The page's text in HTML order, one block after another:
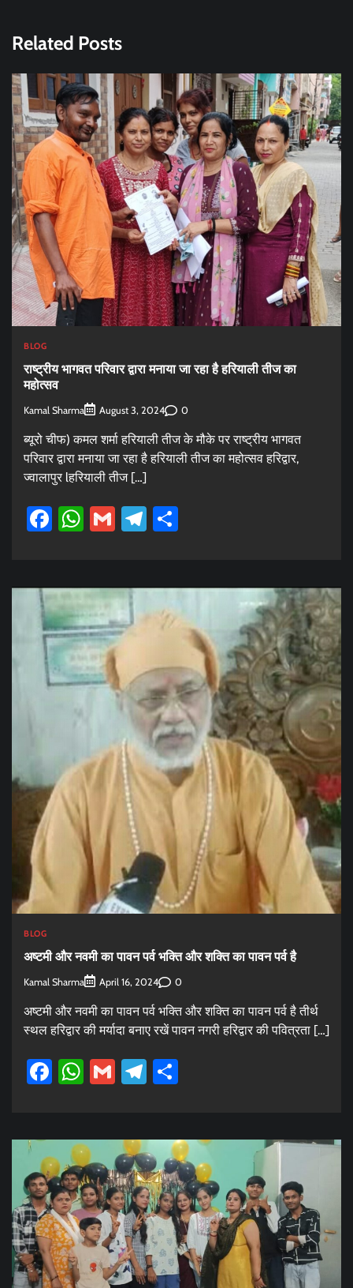
Related Posts
BLOG
राष्ट्रीय भागवत परिवार द्वारा मनाया जा रहा है हरियाली तीज का
महोत्सव
Kamal Sharma August 3, 2024 0
ब्यूरो चीफ) कमल शर्मा हरियाली तीज के मौके पर राष्ट्रीय भागवत
परिवार द्वारा मनाया जा रहा है हरियाली तीज का महोत्सव हरिद्वार,
ज्वालापुर lहरियाली तीज […]
Facebook
WhatsApp
GmailTelegram
BLOG
अष्टमी और नवमी का पावन पर्व भक्ति और शक्ति का पावन पर्व है
Kamal Sharma April 16, 2024 0
अष्टमी और नवमी का पावन पर्व भक्ति और शक्ति का पावन पर्व है तीर्थ
स्थल हरिद्वार की मर्यादा बनाए रखें पावन नगरी हरिद्वार की पवित्रता […]
Facebook
WhatsApp
GmailTelegram